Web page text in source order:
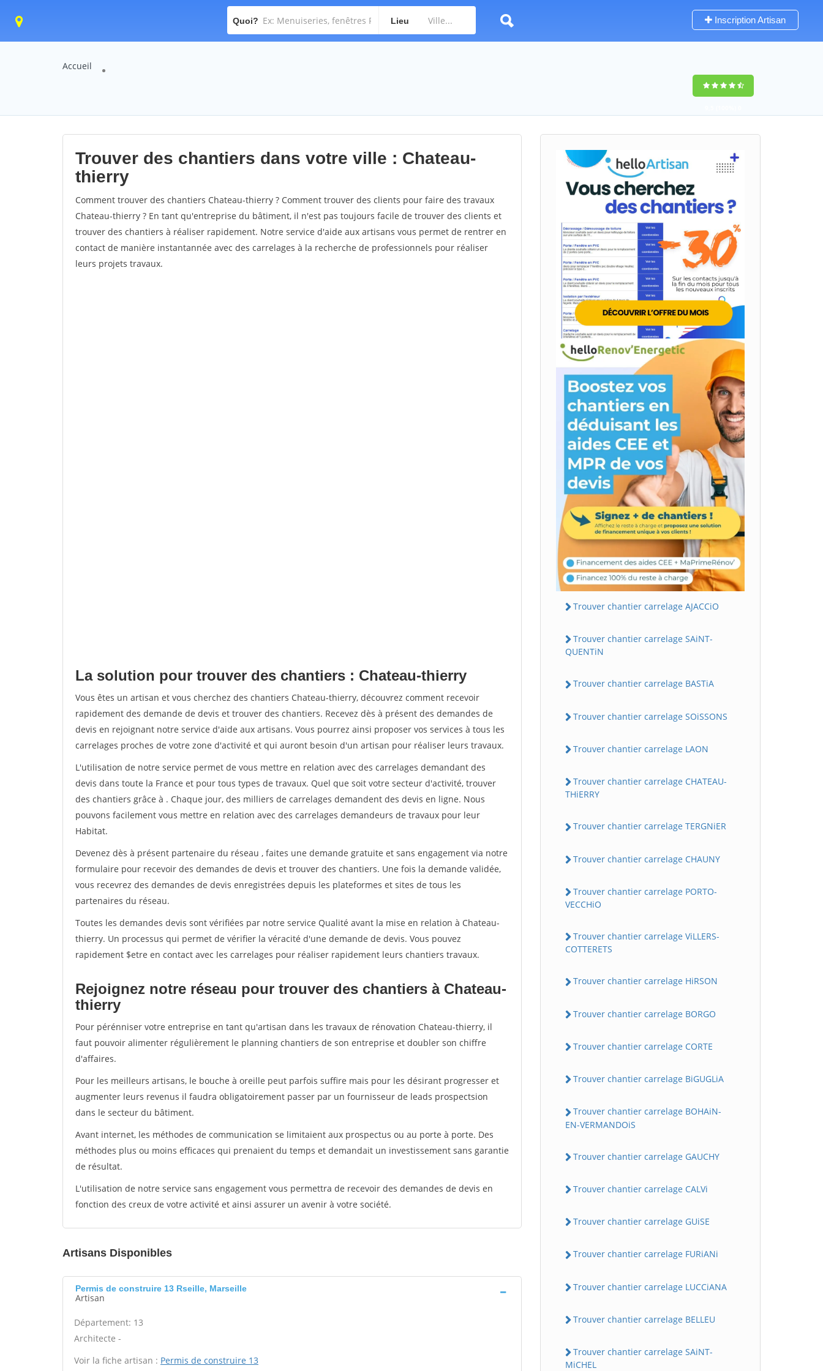
Quoi? Lieu Inscription Artisan
Accueil
Trouver des chantiers dans votre ville : Chateau-
thierry
Comment trouver des chantiers Chateau-thierry ? Comment trouver des clients pour faire des travaux
Chateau-thierry ? En tant qu'entreprise du bâtiment, il n'est pas toujours facile de trouver des clients et
trouver des chantiers à réaliser rapidement. Notre service d'aide aux artisans vous permet de rentrer en
contact de manière instantannée avec des carrelages à la recherche de professionnels pour réaliser
leurs projets travaux.
La solution pour trouver des chantiers : Chateau-thierry
Vous êtes un artisan et vous cherchez des chantiers Chateau-thierry, découvrez comment recevoir
rapidement des demande de devis et trouver des chantiers. Recevez dès à présent des demandes de
devis en rejoignant notre service d'aide aux artisans. Vous pourrez ainsi proposer vos services à tous les
carrelages proches de votre zone d'activité et qui auront besoin d'un artisan pour réaliser leurs travaux.
L'utilisation de notre service permet de vous mettre en relation avec des carrelages demandant des
devis dans toute la France et pour tous types de travaux. Quel que soit votre secteur d'activité, trouver
des chantiers grâce à . Chaque jour, des milliers de carrelages demandent des devis en ligne. Nous
pouvons facilement vous mettre en relation avec des carrelages demandeurs de travaux pour leur
Habitat.
Devenez dès à présent partenaire du réseau , faites une demande gratuite et sans engagement via notre
formulaire pour recevoir des demandes de devis et trouver des chantiers. Une fois la demande validée,
vous recevrez des demandes de devis enregistrées depuis les plateformes et sites de tous les
partenaires du réseau.
Toutes les demandes devis sont vérifiées par notre service Qualité avant la mise en relation à Chateau-
thierry. Un processus qui permet de vérifier la véracité d'une demande de devis. Vous pouvez
rapidement $etre en contact avec les carrelages pour réaliser rapidement leurs chantiers travaux.
Rejoignez notre réseau pour trouver des chantiers à Chateau-
thierry
Pour pérénniser votre entreprise en tant qu'artisan dans les travaux de rénovation Chateau-thierry, il
faut pouvoir alimenter régulièrement le planning chantiers de son entreprise et doubler son chiffre
d'affaires.
Pour les meilleurs artisans, le bouche à oreille peut parfois suffire mais pour les désirant progresser et
augmenter leurs revenus il faudra obligatoirement passer par un fournisseur de leads prospectsion
dans le secteur du bâtiment.
Avant internet, les méthodes de communication se limitaient aux prospectus ou au porte à porte. Des
méthodes plus ou moins efficaces qui prenaient du temps et demandait un investissement sans garantie
de résultat.
L'utilisation de notre service sans engagement vous permettra de recevoir des demandes de devis en
fonction des creux de votre activité et ainsi assurer un avenir à votre société.
Artisans Disponibles
Permis de construire 13 Rseille, Marseille
Artisan
Département: 13
Architecte -
Voir la fiche artisan : Permis de construire 13
Trouver chantier carrelage AJACCiO
Trouver chantier carrelage SAiNT-
QUENTiN
Trouver chantier carrelage BASTiA
Trouver chantier carrelage SOiSSONS
Trouver chantier carrelage LAON
Trouver chantier carrelage CHATEAU-
THiERRY
Trouver chantier carrelage TERGNiER
Trouver chantier carrelage CHAUNY
Trouver chantier carrelage PORTO-
VECCHiO
Trouver chantier carrelage ViLLERS-
COTTERETS
Trouver chantier carrelage HiRSON
Trouver chantier carrelage BORGO
Trouver chantier carrelage CORTE
Trouver chantier carrelage BiGUGLiA
Trouver chantier carrelage BOHAiN-
EN-VERMANDOiS
Trouver chantier carrelage GAUCHY
Trouver chantier carrelage CALVi
Trouver chantier carrelage GUiSE
Trouver chantier carrelage FURiANi
Trouver chantier carrelage LUCCiANA
Trouver chantier carrelage BELLEU
Trouver chantier carrelage SAiNT-
MiCHEL